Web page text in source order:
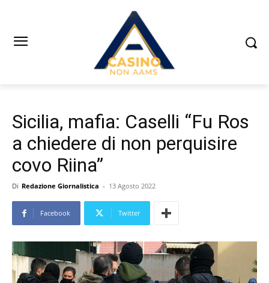
Sicilia, mafia: Caselli “Fu Ros
a chiedere di non perquisire
covo Riina”
Di Redazione Giornalistica - 13 Agosto 2022
Facebook Twitter